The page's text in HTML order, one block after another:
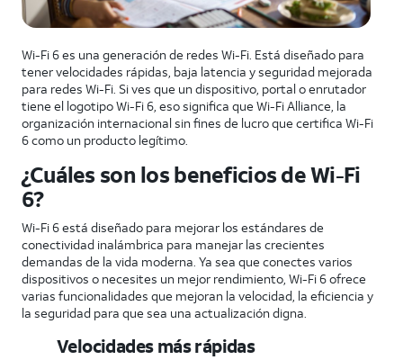
Wi-Fi 6 es una generación de redes Wi-Fi. Está diseñado para
tener velocidades rápidas, baja latencia y seguridad mejorada
para redes Wi-Fi. Si ves que un dispositivo, portal o enrutador
tiene el logotipo Wi-Fi 6, eso significa que Wi-Fi Alliance, la
organización internacional sin fines de lucro que certifica Wi-Fi
6 como un producto legítimo.
¿Cuáles son los beneficios de Wi-Fi
6?
Wi-Fi 6 está diseñado para mejorar los estándares de
conectividad inalámbrica para manejar las crecientes
demandas de la vida moderna. Ya sea que conectes varios
dispositivos o necesites un mejor rendimiento, Wi-Fi 6 ofrece
varias funcionalidades que mejoran la velocidad, la eficiencia y
la seguridad para que sea una actualización digna.
Velocidades más rápidas